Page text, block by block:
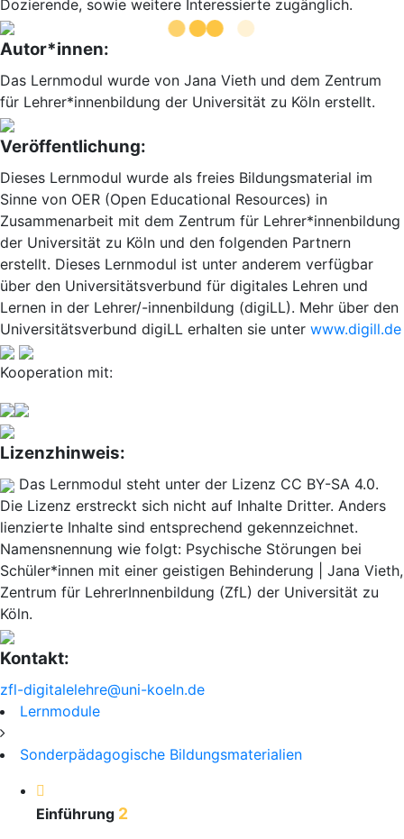
Dozierende, sowie weitere Interessierte zugänglich.
Autor*innen:
Das Lernmodul wurde von Jana Vieth und dem Zentrum
für Lehrer*innenbildung der Universität zu Köln erstellt.
Veröffentlichung:
Dieses Lernmodul wurde als freies Bildungsmaterial im
Sinne von OER (Open Educational Resources) in
Zusammenarbeit mit dem Zentrum für Lehrer*innenbildung
der Universität zu Köln und den folgenden Partnern
erstellt. Dieses Lernmodul ist unter anderem verfügbar
über den Universitätsverbund für digitales Lehren und
Lernen in der Lehrer/-innenbildung (digiLL). Mehr über den
Universitätsverbund digiLL erhalten sie unter www.digill.de
Kooperation mit:
Lizenzhinweis:
Das Lernmodul steht unter der Lizenz CC BY-SA 4.0.
Die Lizenz erstreckt sich nicht auf Inhalte Dritter. Anders
lienzierte Inhalte sind entsprechend gekennzeichnet.
Namensnennung wie folgt: Psychische Störungen bei
Schüler*innen mit einer geistigen Behinderung | Jana Vieth,
Zentrum für LehrerInnenbildung (ZfL) der Universität zu
Köln.
Kontakt:
zfl-digitalelehre@uni-koeln.de
Lernmodule
Sonderpädagogische Bildungsmaterialien
Einführung 2